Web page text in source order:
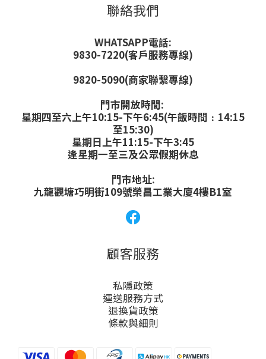
聯絡我們
WHATSAPP電話:
9830-7220(客戶服務專線)
9820-5090(商家聯繫專線)
門市開放時間:
星期四至六上午10:15-下午6:45(午飯時間﹕14:15
至15:30)
星期日上午11:15-下午3:45
逢星期一至三及公眾假期休息
門市地址:
九龍觀塘巧明街109號榮昌工業大廈4樓B1室
顧客服務
私隱政策
運送服務方式
退換貨政策
條款與細則